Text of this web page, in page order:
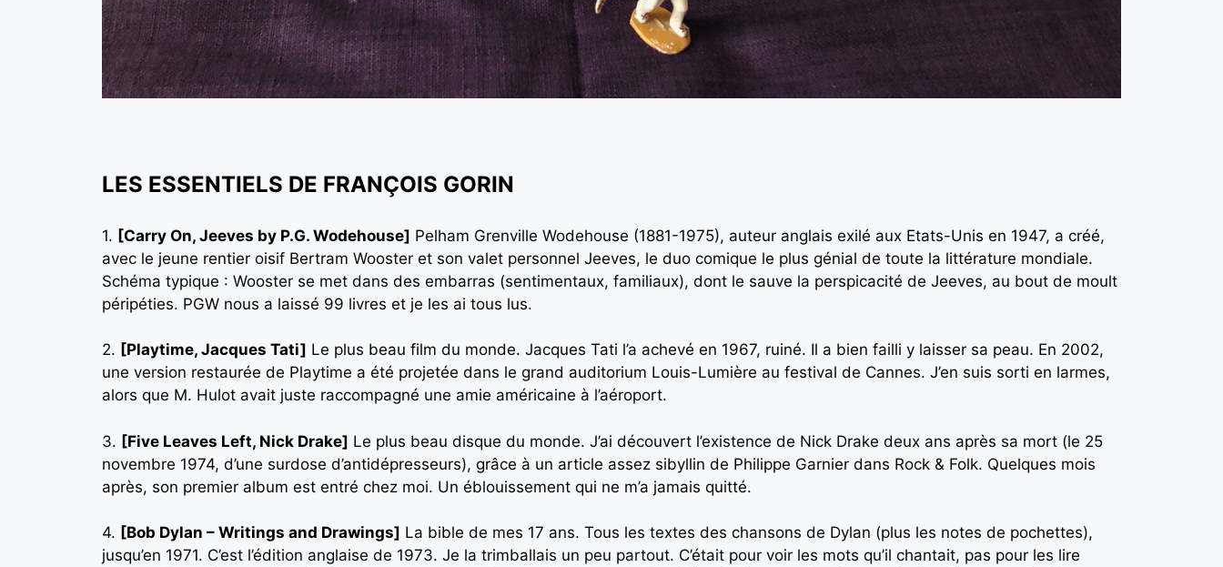
LES ESSENTIELS DE FRANÇOIS GORIN
1. [Carry On, Jeeves by P.G. Wodehouse] Pelham Grenville Wodehouse (1881-1975), auteur anglais exilé aux Etats-Unis en 1947, a créé,
avec le jeune rentier oisif Bertram Wooster et son valet personnel Jeeves, le duo comique le plus génial de toute la littérature mondiale.
Schéma typique : Wooster se met dans des embarras (sentimentaux, familiaux), dont le sauve la perspicacité de Jeeves, au bout de moult
péripéties. PGW nous a laissé 99 livres et je les ai tous lus.
2. [Playtime, Jacques Tati] Le plus beau film du monde. Jacques Tati l’a achevé en 1967, ruiné. Il a bien failli y laisser sa peau. En 2002,
une version restaurée de Playtime a été projetée dans le grand auditorium Louis-Lumière au festival de Cannes. J’en suis sorti en larmes,
alors que M. Hulot avait juste raccompagné une amie américaine à l’aéroport.
3. [Five Leaves Left, Nick Drake] Le plus beau disque du monde. J’ai découvert l’existence de Nick Drake deux ans après sa mort (le 25
novembre 1974, d’une surdose d’antidépresseurs), grâce à un article assez sibyllin de Philippe Garnier dans Rock & Folk. Quelques mois
après, son premier album est entré chez moi. Un éblouissement qui ne m’a jamais quitté.
4. [Bob Dylan – Writings and Drawings] La bible de mes 17 ans. Tous les textes des chansons de Dylan (plus les notes de pochettes),
jusqu’en 1971. C’est l’édition anglaise de 1973. Je la trimballais un peu partout. C’était pour voir les mots qu’il chantait, pas pour les lire